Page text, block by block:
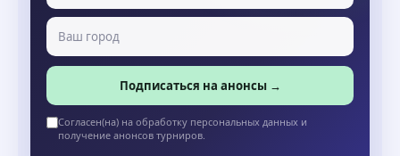
Подписаться на анонсы →
Согласен(на) на обработку персональных данных и
получение анонсов турниров.